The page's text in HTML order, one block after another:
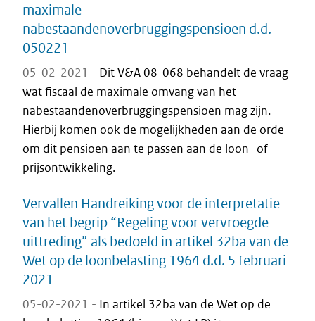
maximale
nabestaandenoverbruggingspensioen d.d.
050221
05-02-2021 - Dit V&A 08-068 behandelt de vraag
wat fiscaal de maximale omvang van het
nabestaandenoverbruggingspensioen mag zijn.
Hierbij komen ook de mogelijkheden aan de orde
om dit pensioen aan te passen aan de loon- of
prijsontwikkeling.
Vervallen Handreiking voor de interpretatie
van het begrip “Regeling voor vervroegde
uittreding” als bedoeld in artikel 32ba van de
Wet op de loonbelasting 1964 d.d. 5 februari
2021
05-02-2021 - In artikel 32ba van de Wet op de